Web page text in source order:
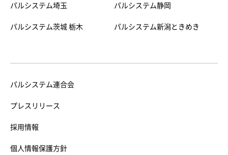
パルシステム埼玉
パルシステム茨城 栃木
パルシステム静岡
パルシステム新潟ときめき
パルシステム連合会
プレスリリース
採用情報
個人情報保護方針